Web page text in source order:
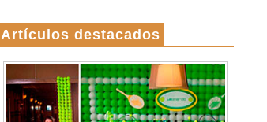
Artículos destacados